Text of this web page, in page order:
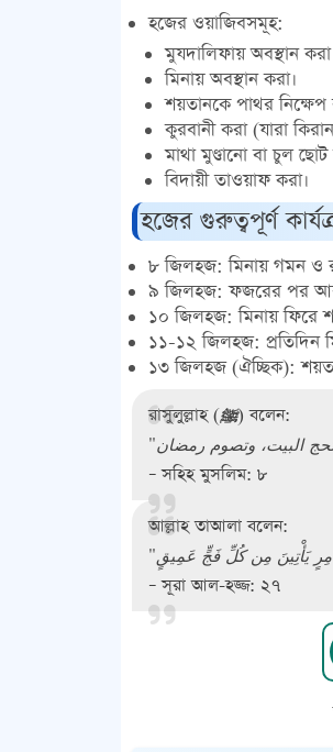
হজের ওয়াজিবসমূহ:
মুযদালিফায় অবস্থান
মিনায় অবস্থান করা।
শয়তানকে পাথর নিক্ষেপ
কুরবানী করা (যারা
মাথা মুণ্ডানো বা চুল ছোট
বিদায়ী তাওয়াফ করা।
হজের গুরুত্বপূর্ণ
৮ জিলহজ: মিনায় গমন ও
৯ জিলহজ: ফজরের পর
১০ জিলহজ: মিনায় ফিরে
১১-১২ জিলহজ: প্রতিদিন
১৩ জিলহজ (ঐচ্ছিক):
রাসুলুল্লাহ (ﷺ) বলেন:
– সহিহ মুসলিম: ৮
আল্লাহ তাআলা বলেন:
– সূরা আল-হজ্জ: ২৭